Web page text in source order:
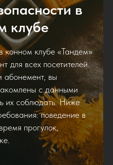
в
клубе
конном клубе «Тандем»
для всех посетителей.
абонемент, вы
с данными
их соблюдать. Ниже
поведение в
прогулок,